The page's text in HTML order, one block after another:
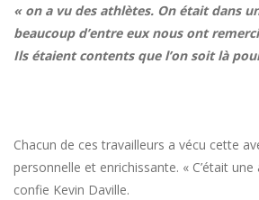
« on a vu des athlètes. On était dans
beaucoup d’entre eux nous ont
Ils étaient contents que l’on soit là
Chacun de ces travailleurs a vécu cette
personnelle et enrichissante. « C’était
confie Kevin Daville.